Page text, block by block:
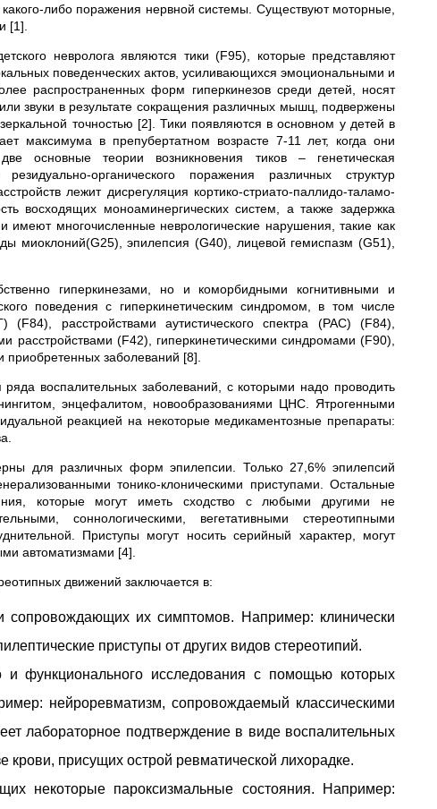
либо поражения нервной системы. Существуют моторные,
[1].
невролога являются тики (F95), которые представляют
поведенческих актов, усиливающихся эмоциональными и
распространенных форм гиперкинезов среди детей, носят
звуки в результате сокращения различных мышц, подвержены
точностью [2]. Тики появляются в основном у детей в
максимума в препубертатном возрасте 7-11 лет, когда они
основные теории возникновения тиков – генетическая
органического поражения различных структур
лежит дисрегуляция кортико-стриато-паллидо-таламо-
восходящих моноаминергических систем, а также задержка
многочисленные неврологические нарушения, такие как
миоклоний(G25), эпилепсия (G40), лицевой гемиспазм (G51),
гиперкинезами, но и коморбидными когнитивными и
поведения с гиперкинетическим синдромом, в том числе
расстройствами аутистического спектра (РАС) (F84),
расстройствами (F42), гиперкинетическими синдромами (F90),
приобретенных заболеваний [8].
воспалительных заболеваний, с которыми надо проводить
энцефалитом, новообразованиями ЦНС. Ятрогенными
реакцией на некоторые медикаментозные препараты:
для различных форм эпилепсии. Только 27,6% эпилепсий
тонико-клоническими приступами. Остальные
которые могут иметь сходство с любыми другими не
соннологическими, вегетативными стереотипными
Приступы могут носить серийный характер, могут
автоматизмами [4].
движений заключается в:
сопровождающих их симптомов. Например: клинически
приступы от других видов стереотипий.
и функционального исследования с помощью которых
нейроревматизм, сопровождаемый классическими
лабораторное подтверждение в виде воспалительных
присущих острой ревматической лихорадке.
некоторые пароксизмальные состояния. Например: